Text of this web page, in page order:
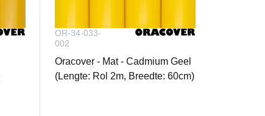
OR-34-033-
002
Oracover - Mat - Cadmium Geel
(Lengte: Rol 2m, Breedte: 60cm)